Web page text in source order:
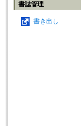
書誌管理
書き出し